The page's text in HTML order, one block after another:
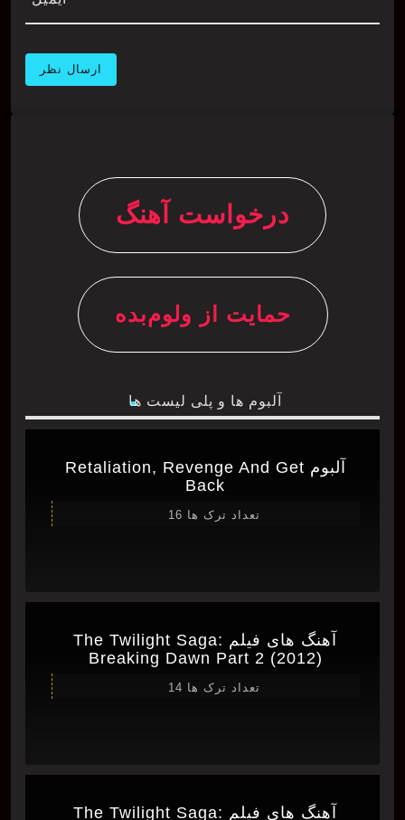
درخواست آهنگ
حمایت از ولوم‌بده
آلبوم ها و پلی لیست ها
آلبوم Retaliation, Revenge And Get
Back
تعداد ترک ها 16
آهنگ های فیلم The Twilight Saga:
Breaking Dawn Part 2 (2012)
تعداد ترک ها 14
آهنگ های فیلم The Twilight Saga: